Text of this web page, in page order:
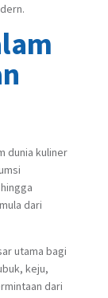
dunia kuliner
dari
utama bagi
keju,
dari